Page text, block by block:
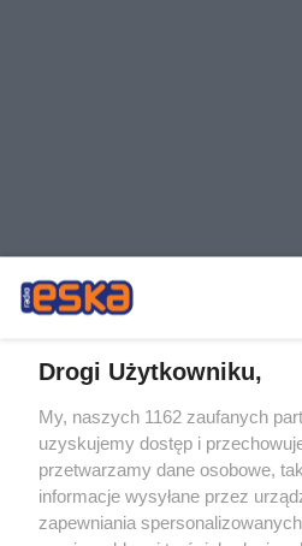
Drogi Użytkowniku,
My, naszych 1162 zaufanych
uzyskujemy dostęp i
przetwarzamy dane osobowe,
informacje wysyłane przez
zapewniania